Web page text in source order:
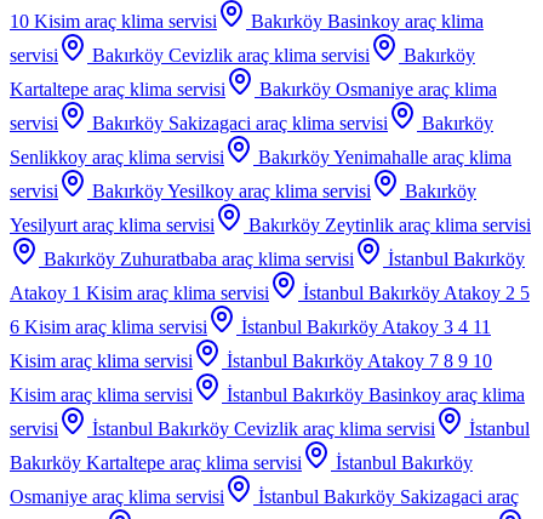
10 Kisim araç klima servisi Bakırköy Basinkoy araç klima
servisi
Bakırköy Cevizlik araç klima servisi
Bakırköy
Kartaltepe araç klima servisi Bakırköy Osmaniye araç klima
servisi
Bakırköy Sakizagaci araç klima servisi
Bakırköy
Senlikkoy araç klima servisi Bakırköy Yenimahalle araç klima
servisi
Bakırköy Yesilkoy araç klima servisi
Bakırköy
Yesilyurt araç klima servisi Bakırköy Zeytinlik araç klima servisi
Bakırköy Zuhuratbaba araç klima servisi
İstanbul Bakırköy
Atakoy 1 Kisim araç klima servisi
İstanbul Bakırköy Atakoy 2 5
6 Kisim araç klima servisi
İstanbul Bakırköy Atakoy 3 4 11
Kisim araç klima servisi
İstanbul Bakırköy Atakoy 7 8 9 10
Kisim araç klima servisi İstanbul Bakırköy Basinkoy araç klima
servisi
İstanbul Bakırköy Cevizlik araç klima servisi
İstanbul
Bakırköy Kartaltepe araç klima servisi
İstanbul Bakırköy
Osmaniye araç klima servisi İstanbul Bakırköy Sakizagaci araç